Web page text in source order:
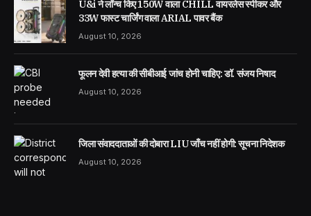
U&i ने लॉन्च किए 150W वाला CHILL वायरलेस स्पीकर और
33W फास्ट चार्जिंग वाला ARIAL पावर बैंक
August 10, 2026
फूलन देवी हत्या की सीबीआई जांच होनी चाहिए: डॉ. संजय निषाद
August 10, 2026
जिला संवाददाताओं की दोबारा LIU जाँच नहीं होगी: सूचना निदेशक
August 10, 2026